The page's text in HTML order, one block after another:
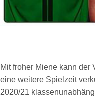
Mit froher Miene kann der
eine weitere Spielzeit
2020/21